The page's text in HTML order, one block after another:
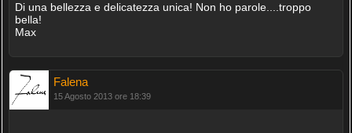
Di una bellezza e delicatezza unica! Non ho parole....troppo
bella!
Max
Falena
15 Agosto 2013 ore 18:39